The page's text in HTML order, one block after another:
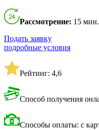
Рассмотрение: 15 мин.
Подать заявку
подробные условия
Рейтинг: 4,6
Способ получения
Способы оплаты: с